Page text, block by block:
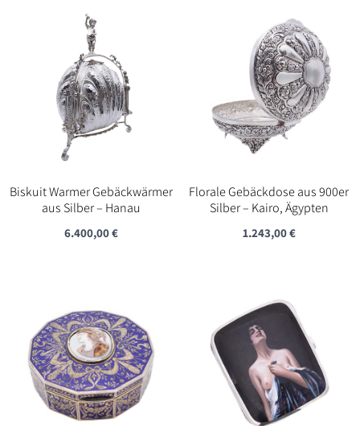
Biskuit Warmer Gebäckwärmer
aus Silber – Hanau
6.400,00€
Florale Gebäckdose aus 900er
Silber – Kairo, Ägypten
1.243,00€